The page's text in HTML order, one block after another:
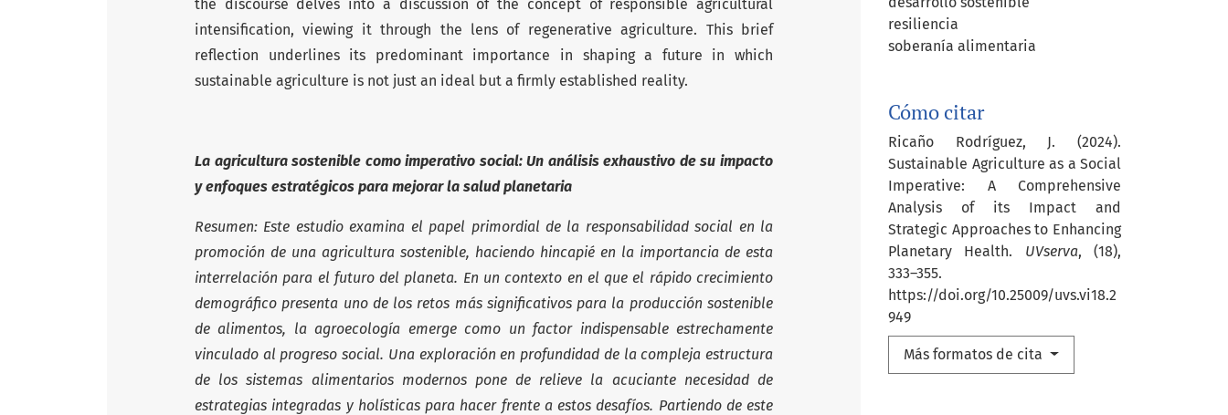
resiliencia
soberanía alimentaria
Cómo citar
Ricaño Rodríguez, J. (2024).
Sustainable Agriculture as a Social
Imperative: A Comprehensive
Analysis of its Impact and
Strategic Approaches to Enhancing
Planetary Health. UVserva, (18),
333–355.
https://doi.org/10.25009/uvs.vi18.2
949
Más formatos de cita
the discourse delves into a discussion of the concept of responsible agricultural
intensification, viewing it through the lens of regenerative agriculture. This brief
reflection underlines its predominant importance in shaping a future in which
sustainable agriculture is not just an ideal but a firmly established reality.
La agricultura sostenible como imperativo social: Un análisis exhaustivo de su impacto
y enfoques estratégicos para mejorar la salud planetaria
Resumen: Este estudio examina el papel primordial de la responsabilidad social en la
promoción de una agricultura sostenible, haciendo hincapié en la importancia de esta
interrelación para el futuro del planeta. En un contexto en el que el rápido crecimiento
demográfico presenta uno de los retos más significativos para la producción sostenible
de alimentos, la agroecología emerge como un factor indispensable estrechamente
vinculado al progreso social. Una exploración en profundidad de la compleja estructura
de los sistemas alimentarios modernos pone de relieve la acuciante necesidad de
estrategias integradas y holísticas para hacer frente a estos desafíos. Partiendo de este